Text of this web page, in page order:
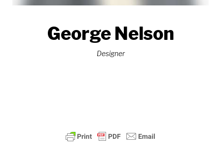
George Nelson
Designer